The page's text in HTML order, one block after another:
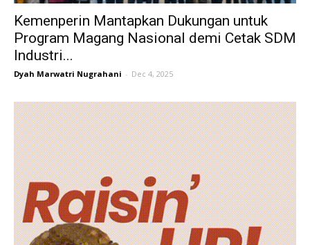
Kemenperin Mantapkan Dukungan untuk
Program Magang Nasional demi Cetak SDM
Industri...
Dyah Marwatri Nugrahani - Dec 4, 2025